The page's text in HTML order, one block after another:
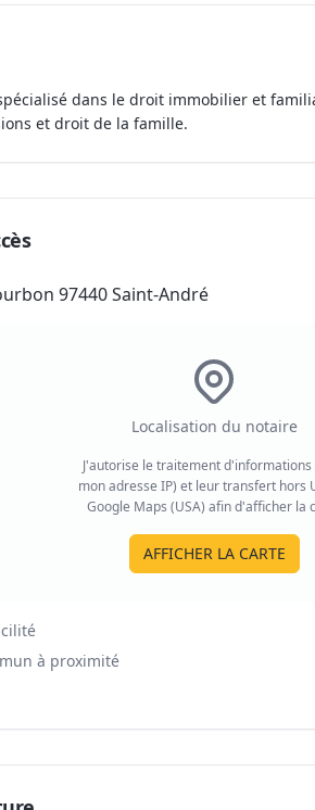
dans le droit immobilier et
et droit de la famille.
97440 Saint-André
Localisation du notaire
J'autorise le traitement d'informations
mon adresse IP) et leur transfert hors
Google Maps (USA) afin d'afficher la
AFFICHER LA CARTE
à proximité